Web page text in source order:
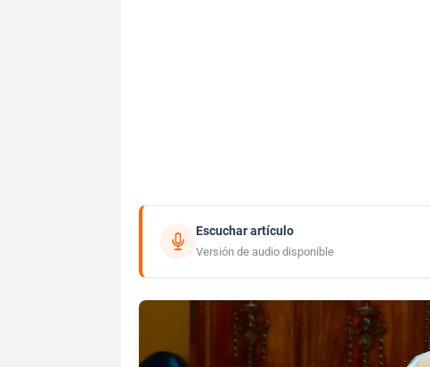
Escuchar artículo
Versión de audio disponible